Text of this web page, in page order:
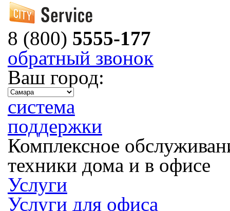
8 (800) 5555-177
обратный звонок
Ваш город:
система
поддержки
Комплексное
техники дома и в офисе
Услуги
Услуги для офиса